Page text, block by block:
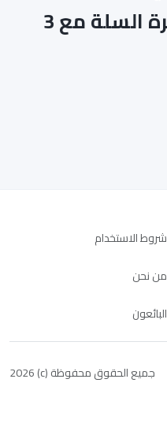
حامل سلة للرمي بكرة السلة مع 3
شروط الاستخدام
من نحن
البائعون
جميع الحقوق محفوظة (c) 2026